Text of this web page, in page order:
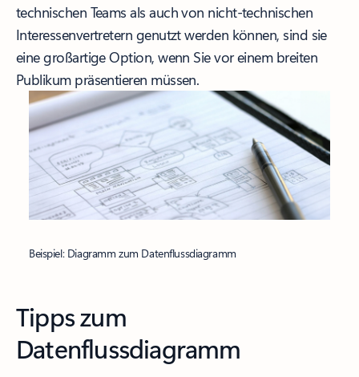
technischen Teams als auch von nicht-technischen
Interessenvertretern genutzt werden können, sind sie
eine großartige Option, wenn Sie vor einem breiten
Publikum präsentieren müssen.
Beispiel: Diagramm zum Datenflussdiagramm
Tipps zum
Datenflussdiagramm